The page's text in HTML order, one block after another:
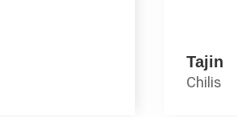
Tajin
Chilis